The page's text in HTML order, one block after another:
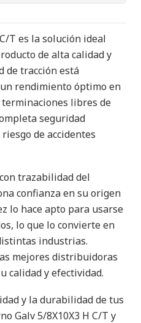
T es la solución ideal
de alta calidad y
de tracción está
rendimiento óptimo en
libres de
seguridad
de accidentes
trazabilidad del
confianza en su origen
lo hace apto para usarse
lo que lo convierte en
industrias.
mejores distribuidoras
calidad y efectividad.
y la durabilidad de tus
Galv 5/8X10X3 H C/T y